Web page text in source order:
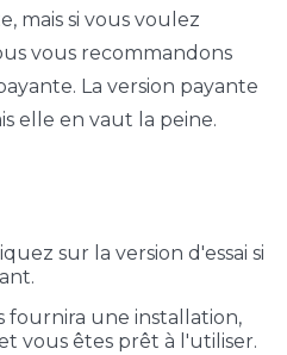
mais si vous voulez
vous recommandons
La version payante
elle en vaut la peine.
sur la version d'essai si
fournira une installation,
vous êtes prêt à l'utiliser.